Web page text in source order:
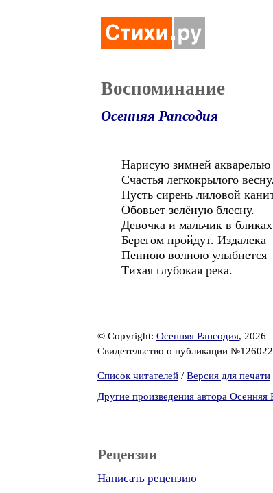
Воспоминание
Осенняя Рапсодия
Нарисую зимней акварелью
Счастья легкокрылого весну.
Пусть сирень лиловой
Обовьет зелёную блесну.
Девочка и мальчик в
Берегом пройдут. Издалека
Пенною волною улыбнется
Тихая глубокая река.
© Copyright: Осенняя Рапсодия, 2026
Свидетельство о публикации
Список читателей / Версия для печати
Другие произведения автора Осенняя
Рецензии
Написать рецензию